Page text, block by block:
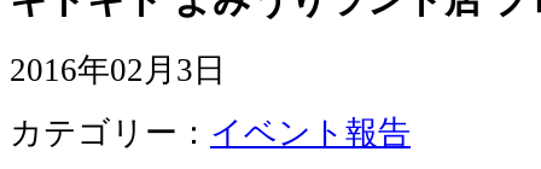
2016年02月3日
カテゴリー： イベント報告